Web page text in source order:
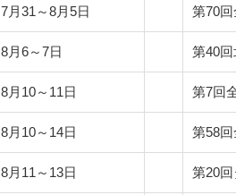
7月31～8月5日 第70
8月6～7日 第40
8月10～11日 第7回
8月10～14日 第58
8月11～13日 第20